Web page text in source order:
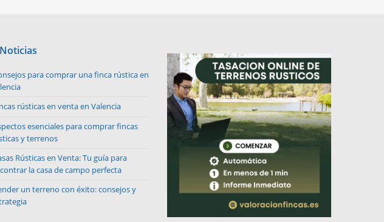
para comprar una finca rústica en
rústicas en venta en Valencia
esenciales para comprar fincas
y terrenos
Rústicas en Venta: Tu guía para
la casa de campo perfecta
un terreno con éxito: consejos y